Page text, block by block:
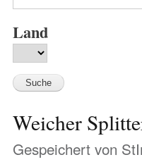
Land
Weicher
Gespeichert von